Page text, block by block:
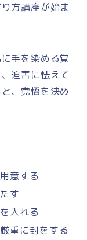
方講座が始ま
手を染める覚
迫害に怯えて
、覚悟を決め
意する
す
入れる
重に封をする